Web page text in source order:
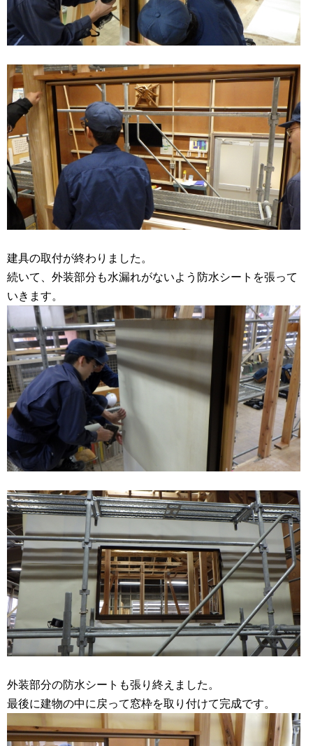
建具の取付が終わりました。
続いて、外装部分も水漏れがないよう防水シートを張って
いきます。
外装部分の防水シートも張り終えました。
最後に建物の中に戻って窓枠を取り付けて完成です。